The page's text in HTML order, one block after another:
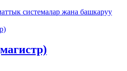
системалар жана башкаруу